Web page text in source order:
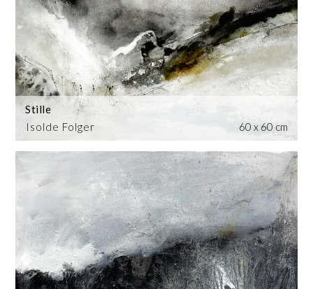
Isolde Folger
Stille
60 x 60 cm